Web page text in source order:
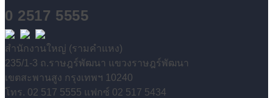
0 2517 5555
สำนักงานใหญ่ (รามคำแหง)
235/1-3 ถ.ราษฎร์พัฒนา แขวงราษฎร์พัฒนา
เขตสะพานสูง กรุงเทพฯ 10240
โทร. 02 517 5555 แฟกซ์ 02 517 5434